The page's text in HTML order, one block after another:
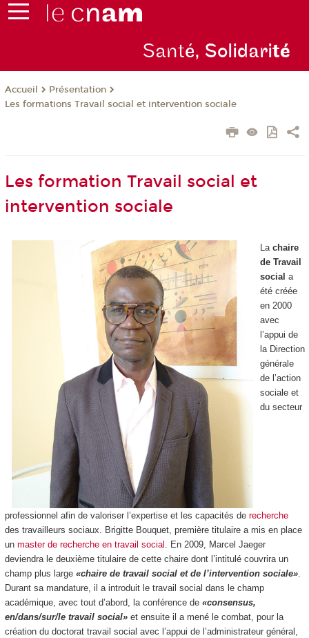
Santé, Solidarité
Accueil
Présentation
Les formations Travail social et intervention sociale
Les formation Travail social et
intervention sociale
La chaire
de Travail
social a
été créée
en 2000
avec
l’appui de
la Direction
générale
de l’action
sociale et
du secteur
professionnel afin de valoriser l’expertise et les capacités de recherche
des travailleurs sociaux. Brigitte Bouquet, première titulaire a mis en place
un master de recherche en travail social . En 2009, Marcel Jaeger
deviendra le deuxième titulaire de cette chaire dont l’intitulé couvrira un
champ plus large «chaire de travail social et de l’intervention sociale».
Durant sa mandature, il a introduit le travail social dans le champ
académique, avec tout d’abord, la conférence de «consensus,
en/dans/sur/le travail social»et ensuite il a mené le combat, pour la
création du doctorat travail social avec l’appui de l’administrateur général,